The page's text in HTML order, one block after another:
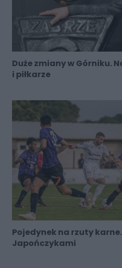
Duże zmiany w Górniku.
i piłkarze
Pojedynek na rzuty
Japończykami